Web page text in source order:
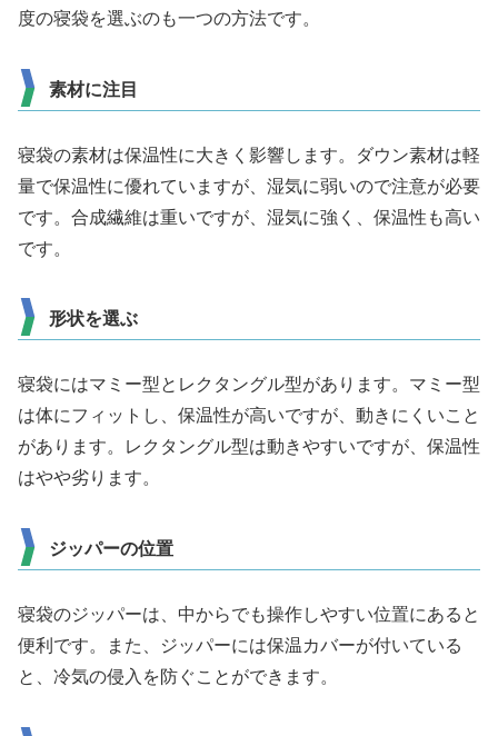
度の寝袋を選ぶのも一つの方法です。
素材に注目
寝袋の素材は保温性に大きく影響します。ダウン素材は軽
量で保温性に優れていますが、湿気に弱いので注意が必要
です。合成繊維は重いですが、湿気に強く、保温性も高い
です。
形状を選ぶ
寝袋にはマミー型とレクタングル型があります。マミー型
は体にフィットし、保温性が高いですが、動きにくいこと
があります。レクタングル型は動きやすいですが、保温性
はやや劣ります。
ジッパーの位置
寝袋のジッパーは、中からでも操作しやすい位置にあると
便利です。また、ジッパーには保温カバーが付いている
と、冷気の侵入を防ぐことができます。